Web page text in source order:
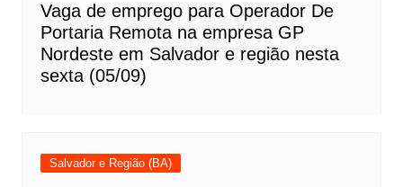
Vaga de emprego para Operador De
Portaria Remota na empresa GP
Nordeste em Salvador e região nesta
sexta (05/09)
Salvador e Região (BA)